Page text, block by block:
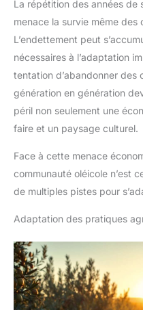
La répétition des années de
menace la survie même des
L’endettement peut
nécessaires à l’adaptation
tentation d’abandonner des
génération en génération
péril non seulement une
faire et un paysage culturel.
Face à cette menace
communauté oléicole n’est
de multiples pistes pour
Adaptation des pratiques